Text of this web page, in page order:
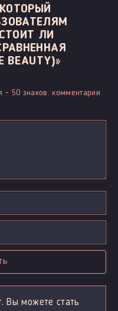
СТОИТ ЛИ
BEAUTY)»
- 50 знаков. комментарии
Вы можете стать